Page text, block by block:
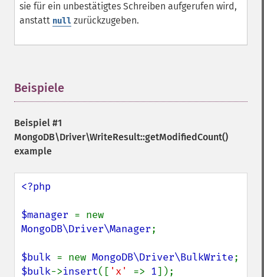
sie für ein unbestätigtes Schreiben aufgerufen wird,
anstatt null zurückzugeben.
Beispiele
Beispiel #1
MongoDB\Driver\WriteResult::getModifiedCount()
example
<?php
$manager
MongoDB\Driver\Manager;
$bulk = new MongoDB\Driver\BulkWrite
$bulk->insert([ 'x' => 1